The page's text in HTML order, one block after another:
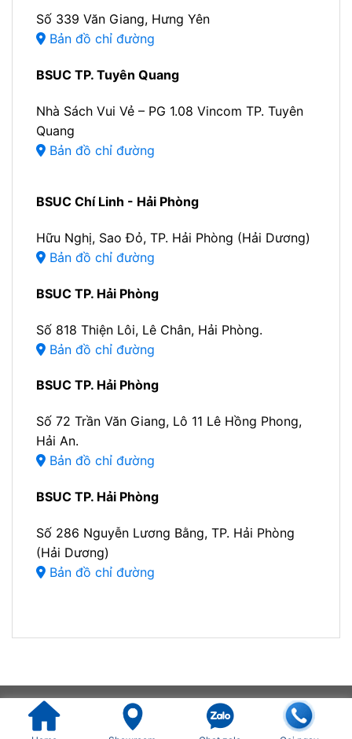
Số 339 Văn Giang, Hưng Yên
Bản đồ chỉ đường
BSUC TP. Tuyên Quang
Nhà Sách Vui Vẻ – PG 1.08 Vincom TP. Tuyên
Quang
Bản đồ chỉ đường
BSUC Chí Linh - Hải Phòng
Hữu Nghị, Sao Đỏ, TP. Hải Phòng (Hải Dương)
Bản đồ chỉ đường
BSUC TP. Hải Phòng
Số 818 Thiện Lôi, Lê Chân, Hải Phòng.
Bản đồ chỉ đường
BSUC TP. Hải Phòng
Số 72 Trần Văn Giang, Lô 11 Lê Hồng Phong,
Hải An.
Bản đồ chỉ đường
BSUC TP. Hải Phòng
Số 286 Nguyễn Lương Bằng, TP. Hải Phòng
(Hải Dương)
Bản đồ chỉ đường
Liên hệ BSUC
Copyright 2026 © BSUC